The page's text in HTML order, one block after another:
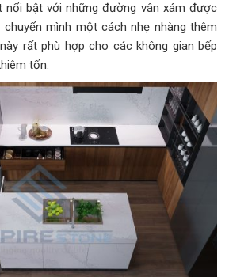
nổi bật với những đường vân xám được
mình một cách nhẹ nhàng thêm
rất phù hợp cho các không gian bếp
tốn.